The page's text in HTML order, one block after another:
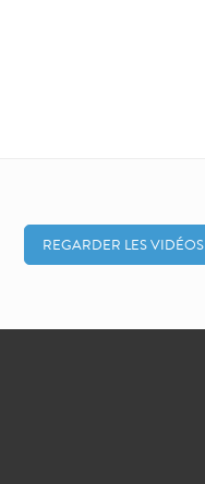
REGARDER LES VIDÉOS